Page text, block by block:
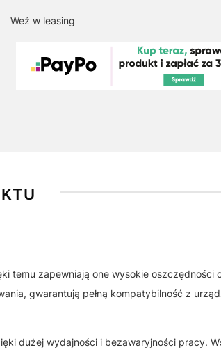
Weź w leasing
temu zapewniają one wysokie oszczędności
gwarantują pełną kompatybilność z
dużej wydajności i bezawaryjności pracy.